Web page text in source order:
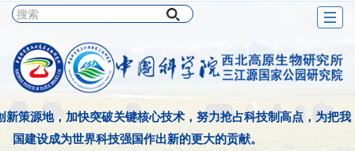
新策源地，加快突破关键核心技术，努力抢占科技制高点，为把我
国建设成为世界科技强国作出新的更大的贡献。